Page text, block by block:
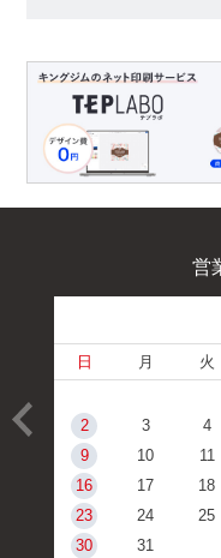
営
日 月 火
2
3 4
9
10 11
16
17 18
23
24 25
30
31